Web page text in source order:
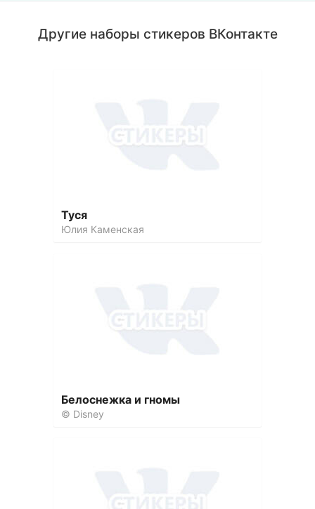
Другие наборы стикеров ВКонтакте
Туся
Юлия Каменская
Белоснежка и гномы
© Disney